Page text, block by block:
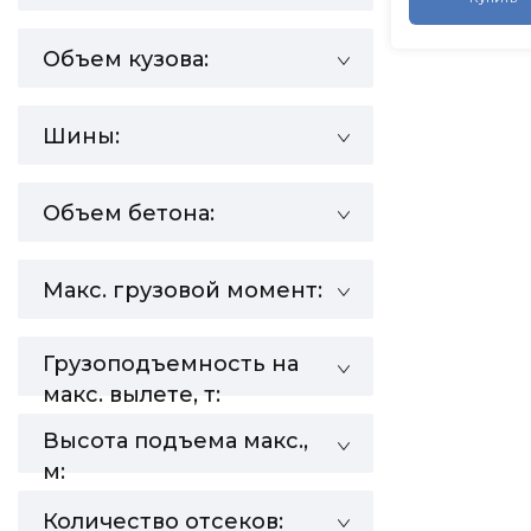
Объем кузова:
Шины:
Объем бетона:
Макс. грузовой момент:
Грузоподъемность на
макс. вылете, т:
Высота подъема макс.,
м:
Количество отсеков: